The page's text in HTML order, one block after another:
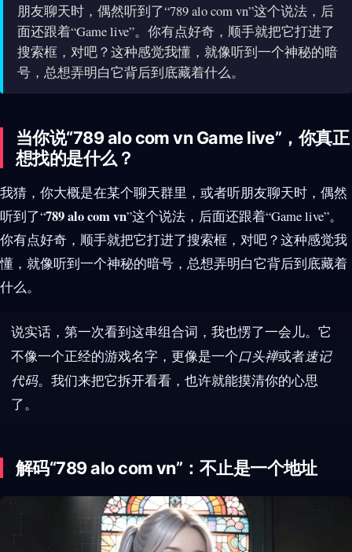
朋友聊天时，偶然听到了“789 alo com vn”这个说法，后
面还跟着“Game live”。你有点好奇，顺手就把它打进了
搜索框，对吧？这种感觉我懂，就像听到一个神秘的暗
号，总想弄明白它背后到底藏着什么。
当你说“789 alo com vn Game live”，你真正
想找的是什么？
我猜，你大概是在某个聊天群里，或者听朋友聊天时，偶然
听到了“789 alo com vn”这个说法，后面还跟着“Game live”。
你有点好奇，顺手就把它打进了搜索框，对吧？这种感觉我
懂，就像听到一个神秘的暗号，总想弄明白它背后到底藏着
什么。
说实话，第一次看到这串组合词，我也愣了一会儿。它
不像一个正经的游戏名字，更像是一个口头禅或者速记
代码。我们来把它拆开看看，也许就能摸清你的心思
了。
解码“789 alo com vn”：不止是一个地址